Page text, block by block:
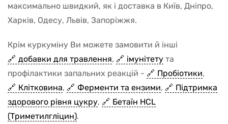
максимально швидкий, як і доставка в Київ, Дніпро,
Харків, Одесу, Львів, Запоріжжя.
Крім куркуміну Ви можете замовити й інші
добавки для травлення, імунітету та
профілактики запальних реакцій -
Пробіотики,
Клітковина, Ферменти та ензими,
Підтримка
здорового рівня цукру,
Бетаїн HCL
(Триметилгліцин).